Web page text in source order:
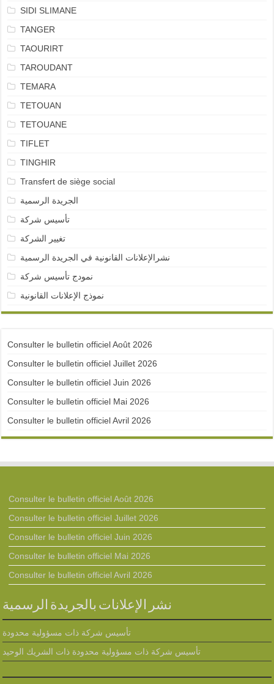
SIDI SLIMANE
TANGER
TAOURIRT
TAROUDANT
TEMARA
TETOUAN
TETOUANE
TIFLET
TINGHIR
Transfert de siège social
الجريدة الرسمية
تأسيس شركة
تغيير الشركة
نشرالإعلانات القانونية في الجريدة الرسمية
نمودج تأسيس شركة
نموذج الإعلانات القانونية
Consulter le bulletin officiel Août 2026
Consulter le bulletin officiel Juillet 2026
Consulter le bulletin officiel Juin 2026
Consulter le bulletin officiel Mai 2026
Consulter le bulletin officiel Avril 2026
Consulter le bulletin officiel Août 2026
Consulter le bulletin officiel Juillet 2026
Consulter le bulletin officiel Juin 2026
Consulter le bulletin officiel Mai 2026
Consulter le bulletin officiel Avril 2026
نشر الإعلانات بالجريدة الرسمية
تأسيس شركة ذات مسؤولية محدودة
تأسيس شركة ذات مسؤولية محدودة ذات الشريك الوحيد